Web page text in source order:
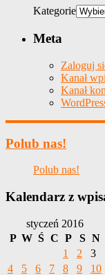
Kategorie
Meta
Zaloguj
Kanał
Kanał
Polub nas!
Polub nas!
Kalendarz z
styczeń 2016
P W Ś C P S N
1
2
3
4
5 6 7 8 9
10